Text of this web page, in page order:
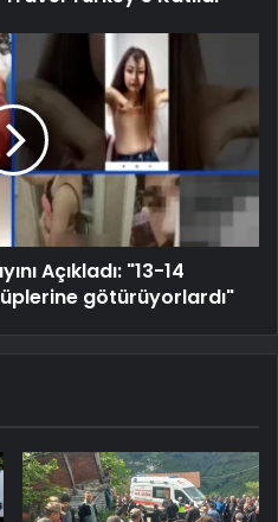
Açıkladı: "13-14
götürüyorlardı"